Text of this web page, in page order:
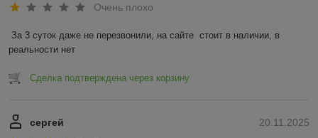
Очень плохо
За 3 суток даже не перезвонили, на сайте  стоит в наличии, в
реальности нет
Сделка подтверждена через корзину
20.11.2025
сергей